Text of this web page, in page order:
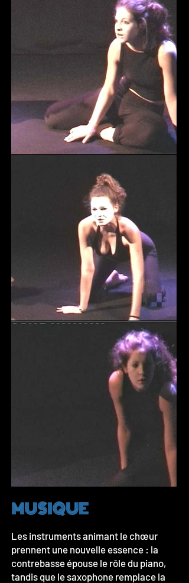
MUSIQUE
Les instruments animant le chœur
prennent une nouvelle essence : la
contrebasse épouse le rôle du piano,
tandis que le saxophone remplace la